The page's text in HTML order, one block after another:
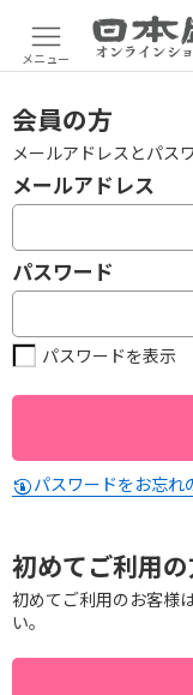
メニュー
会員の方
メールアドレスとパス
メールアドレス
パスワード
パスワードを表示
パスワードをお忘れ
初めてご利用
初めてご利用のお客様
い。